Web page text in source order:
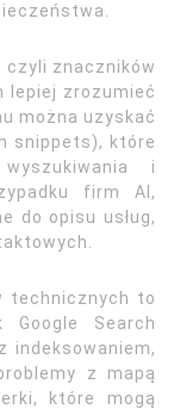
znaczników
lepiej zrozumieć
można uzyskać
snippets), które
i
firm AI,
do opisu usług,
technicznych to
Google Search
indeksowaniem,
z mapą
które mogą